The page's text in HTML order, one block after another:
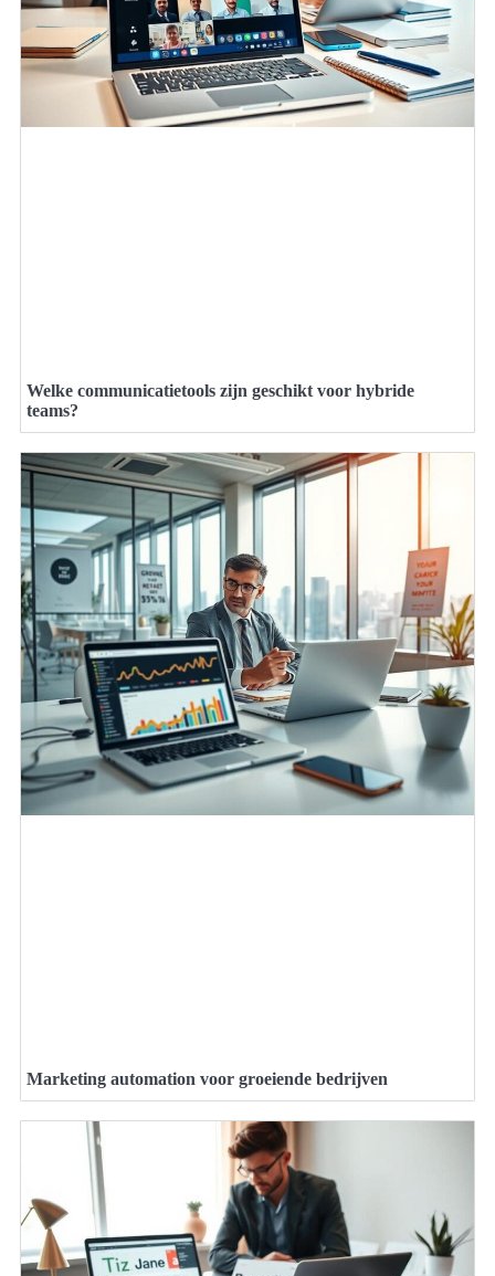
Welke communicatietools zijn geschikt voor hybride
teams?
Marketing automation voor groeiende bedrijven